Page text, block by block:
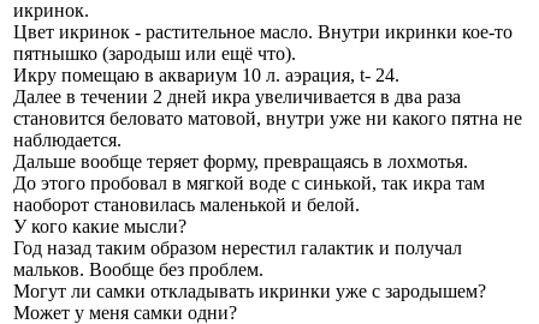
икринок.
Цвет икринок - растительное масло. Внутри икринки кое-то
пятнышко (зародыш или ещё что).
Икру помещаю в аквариум 10 л. аэрация, t- 24.
Далее в течении 2 дней икра увеличивается в два раза
становится беловато матовой, внутри уже ни какого пятна не
наблюдается.
Дальше вообще теряет форму, превращаясь в лохмотья.
До этого пробовал в мягкой воде с синькой, так икра там
наоборот становилась маленькой и белой.
У кого какие мысли?
Год назад таким образом нерестил галактик и получал
мальков. Вообще без проблем.
Могут ли самки откладывать икринки уже с зародышем?
Может у меня самки одни?